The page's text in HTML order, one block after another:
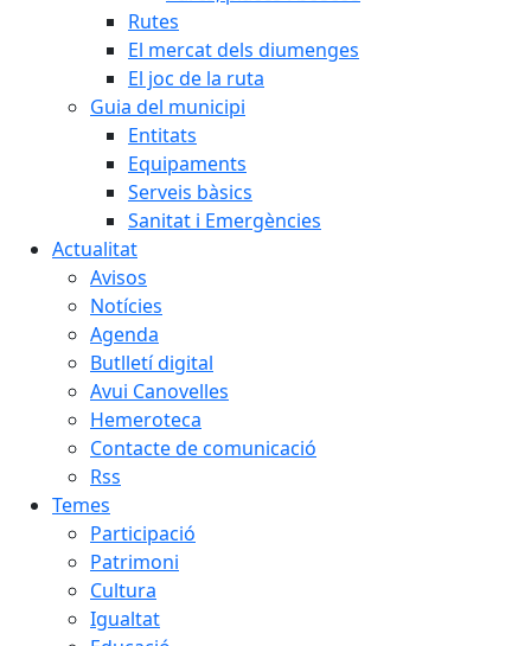
Rutes
El mercat dels diumenges
El joc de la ruta
Guia del municipi
Entitats
Equipaments
Serveis bàsics
Sanitat i Emergències
Actualitat
Avisos
Notícies
Agenda
Butlletí digital
Avui Canovelles
Hemeroteca
Contacte de comunicació
Rss
Temes
Participació
Patrimoni
Cultura
Igualtat